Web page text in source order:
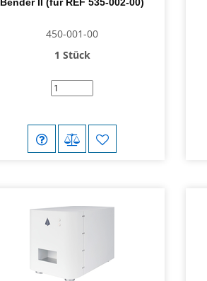
450-001-00
1 Stück